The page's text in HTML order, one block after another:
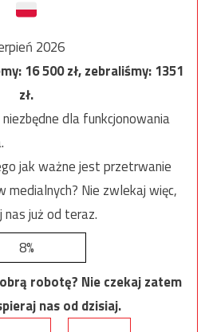
2026
16 500zł, zebraliśmy:1351
zł.
dla funkcjonowania
jak ważne jest przetrwanie
medialnych? Nie zwlekaj więc,
nas już od teraz.
8%
robotę? Nie czekaj zatem
nas od dzisiaj.